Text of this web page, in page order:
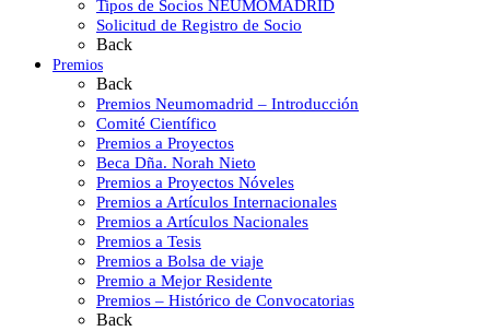
Tipos de Socios NEUMOMADRID
Solicitud de Registro de Socio
Back
Premios
Back
Premios Neumomadrid – Introducción
Comité Científico
Premios a Proyectos
Beca Dña. Norah Nieto
Premios a Proyectos Nóveles
Premios a Artículos Internacionales
Premios a Artículos Nacionales
Premios a Tesis
Premios a Bolsa de viaje
Premio a Mejor Residente
Premios – Histórico de Convocatorias
Back